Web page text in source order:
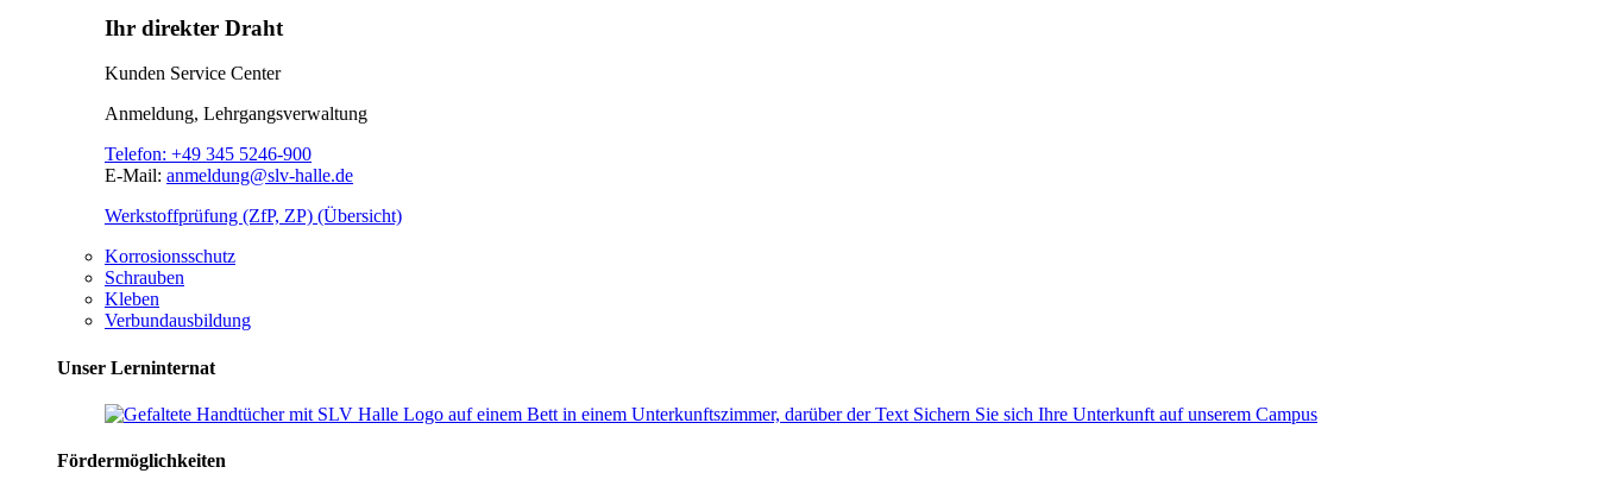
Ihr direkter Draht
Kunden Service Center
Anmeldung, Lehrgangsverwaltung
Telefon: +49 345 5246-900
E-Mail: anmeldung@slv-halle.de
Werkstoffprüfung (ZfP, ZP) (Übersicht)
Korrosionsschutz
Schrauben
Kleben
Verbundausbildung
Unser Lerninternat
Fördermöglichkeiten